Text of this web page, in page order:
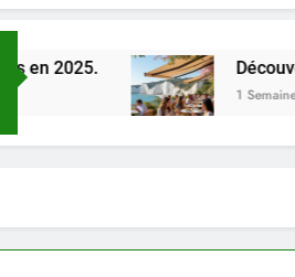
Découverte des
1 Semaine Ago